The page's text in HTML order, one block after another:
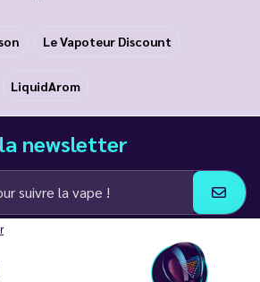
Le Vapoteur Discount
LiquidArom
newsletter
communications e-mail et SMS de la part de